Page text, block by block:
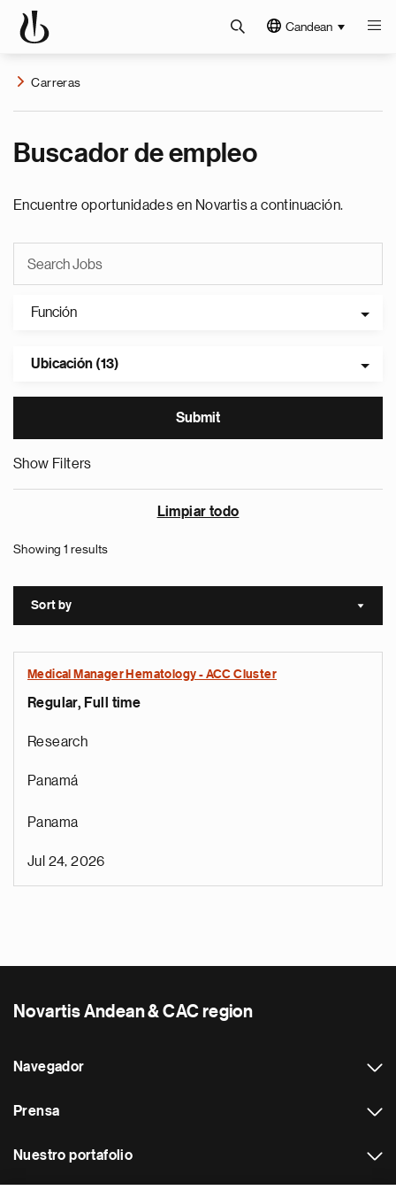
Candean
Carreras
Buscador de empleo
Encuentre oportunidades en Novartis a continuación.
Función
Ubicación (13)
Show Filters
Limpiar todo
Showing 1 results
Sort by Sort
Medical Manager Hematology - ACC Cluster
Regular, Full time
Research
Panamá
Panama
Jul 24, 2026
Novartis Andean & CAC region
Navegador
Prensa
Nuestro portafolio